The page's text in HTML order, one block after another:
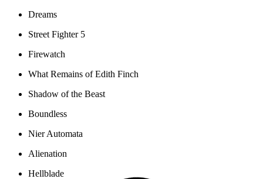
Dreams
Street Fighter 5
Firewatch
What Remains of Edith Finch
Shadow of the Beast
Boundless
Nier Automata
Alienation
Hellblade